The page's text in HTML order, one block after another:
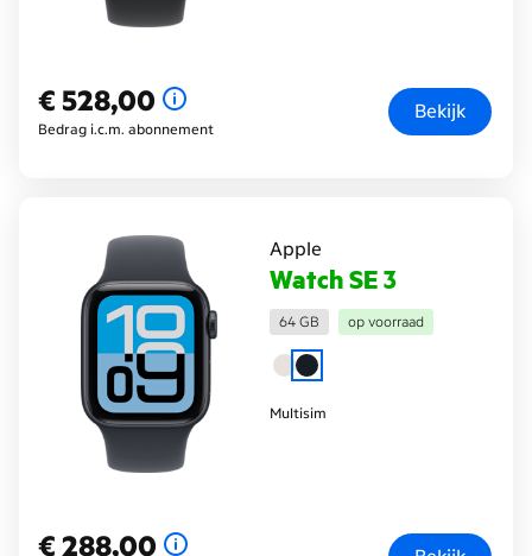
€ 528,00
€ 528,00
Bedrag i.c.m. abonnement
Bekijk
Apple
Watch SE 3
64 GB op voorraad
Multisim
€ 288,00
€ 288,00